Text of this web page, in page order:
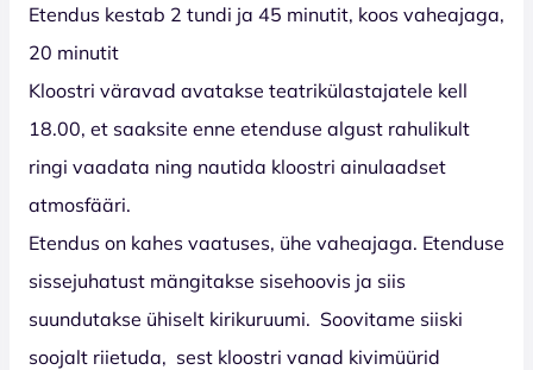
Etendus kestab 2 tundi ja 45 minutit, koos vaheajaga,
20 minutit
Kloostri väravad avatakse teatrikülastajatele kell
18.00, et saaksite enne etenduse algust rahulikult
ringi vaadata ning nautida kloostri ainulaadset
atmosfääri.
Etendus on kahes vaatuses, ühe vaheajaga. Etenduse
sissejuhatust mängitakse sisehoovis ja siis
suundutakse ühiselt kirikuruumi. Soovitame siiski
soojalt riietuda, sest kloostri vanad kivimüürid